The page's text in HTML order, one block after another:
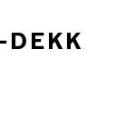
DEKK